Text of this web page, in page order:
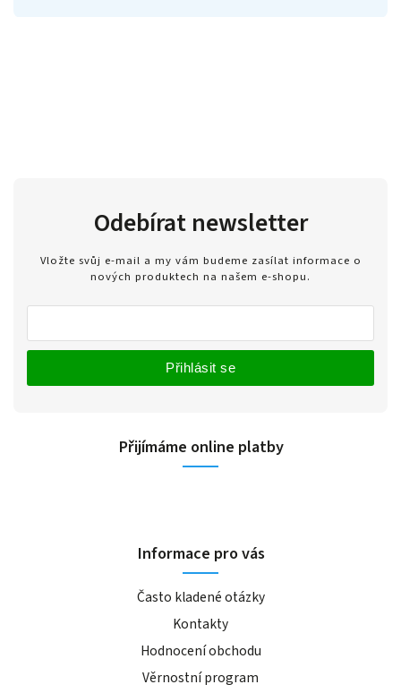
Odebírat newsletter
Vložte svůj e-mail a my vám budeme zasílat informace o
nových produktech na našem e-shopu.
Přihlásit se
Přijímáme online platby
Informace pro vás
Často kladené otázky
Kontakty
Hodnocení obchodu
Věrnostní program